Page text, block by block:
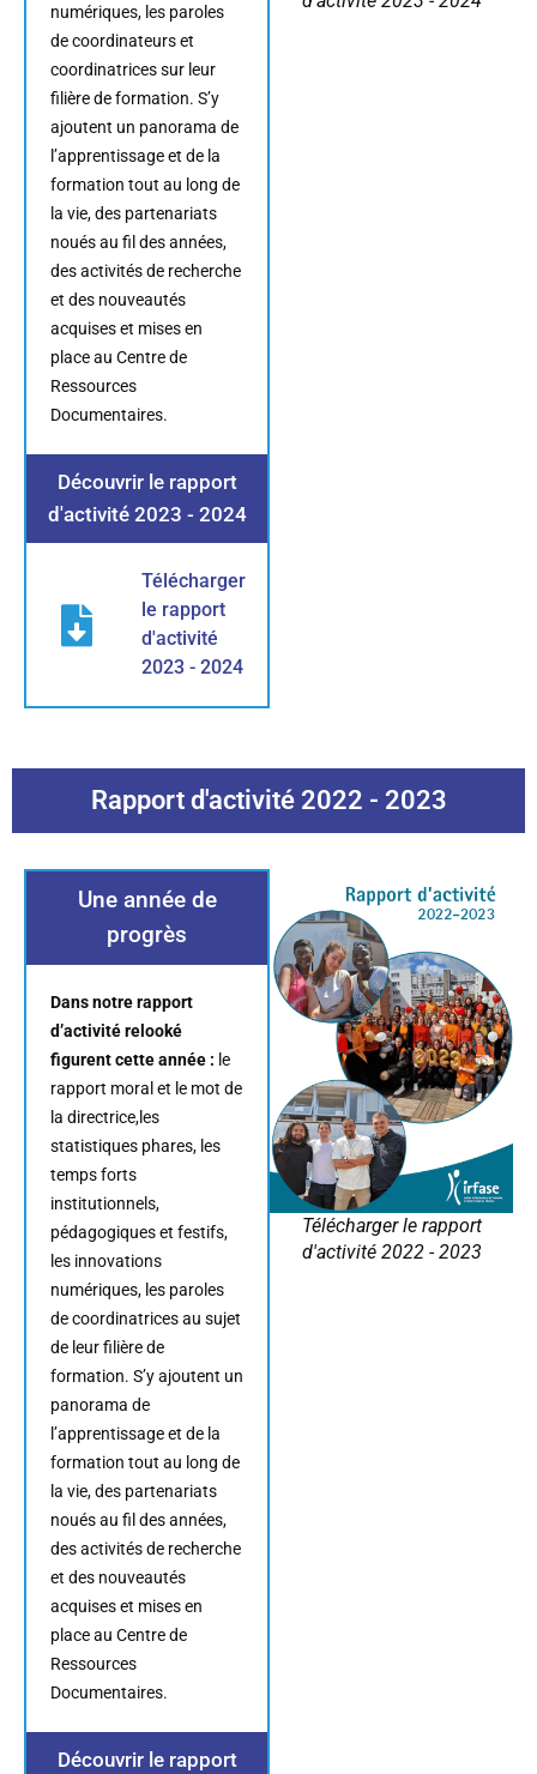
numériques, les paroles
de coordinateurs et
coordinatrices sur leur
filière de formation. S’y
ajoutent un panorama de
l’apprentissage et de la
formation tout au long de
la vie, des partenariats
noués au fil des années,
des activités de recherche
et des nouveautés
acquises et mises en
place au Centre de
Ressources
Documentaires.
Découvrir le rapport
d'activité 2023 - 2024
Télécharger
le rapport
d'activité
2023 - 2024
Rapport d'activité 2022 - 2023
Une année de
progrès
Dans notre rapport
d’activité relooké
figurent cette année : le
rapport moral et le mot de
la directrice,les
statistiques phares, les
temps forts
institutionnels,
pédagogiques et festifs,
les innovations
numériques, les paroles
de coordinatrices au sujet
de leur filière de
formation. S’y ajoutent un
panorama de
l’apprentissage et de la
formation tout au long de
la vie, des partenariats
noués au fil des années,
des activités de recherche
et des nouveautés
acquises et mises en
place au Centre de
Ressources
Documentaires.
Découvrir le rapport
Télécharger le rapport
d'activité 2022 - 2023